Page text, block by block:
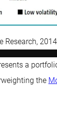
Research, 2014
a
the